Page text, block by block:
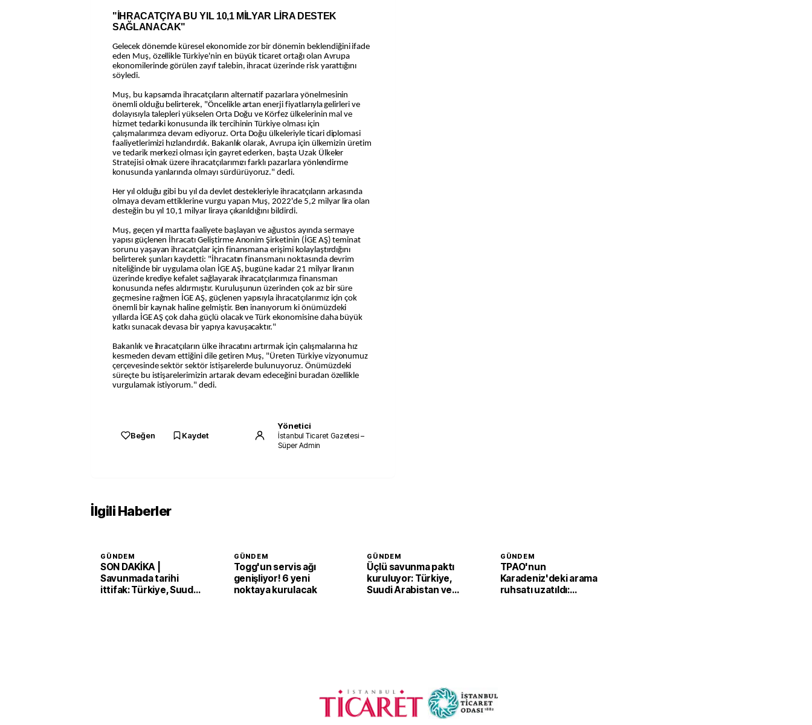
"İHRACATÇIYA BU YIL 10,1 MİLYAR LİRA DESTEK
SAĞLANACAK"
Gelecek dönemde küresel ekonomide zor bir dönemin beklendiğini ifade
eden Muş, özellikle Türkiye'nin en büyük ticaret ortağı olan Avrupa
ekonomilerinde görülen zayıf talebin, ihracat üzerinde risk yarattığını
söyledi.
Muş, bu kapsamda ihracatçıların alternatif pazarlara yönelmesinin
önemli olduğu belirterek, "Öncelikle artan enerji fiyatlarıyla gelirleri ve
dolayısıyla talepleri yükselen Orta Doğu ve Körfez ülkelerinin mal ve
hizmet tedariki konusunda ilk tercihinin Türkiye olması için
çalışmalarımıza devam ediyoruz. Orta Doğu ülkeleriyle ticari diplomasi
faaliyetlerimizi hızlandırdık. Bakanlık olarak, Avrupa için ülkemizin üretim
ve tedarik merkezi olması için gayret ederken, başta Uzak Ülkeler
Stratejisi olmak üzere ihracatçılarımızı farklı pazarlara yönlendirme
konusunda yanlarında olmayı sürdürüyoruz." dedi.
Her yıl olduğu gibi bu yıl da devlet destekleriyle ihracatçıların arkasında
olmaya devam ettiklerine vurgu yapan Muş, 2022'de 5,2 milyar lira olan
desteğin bu yıl 10,1 milyar liraya çıkarıldığını bildirdi.
Muş, geçen yıl martta faaliyete başlayan ve ağustos ayında sermaye
yapısı güçlenen İhracatı Geliştirme Anonim Şirketinin (İGE AŞ) teminat
sorunu yaşayan ihracatçılar için finansmana erişimi kolaylaştırdığını
belirterek şunları kaydetti: "İhracatın finansmanı noktasında devrim
niteliğinde bir uygulama olan İGE AŞ, bugüne kadar 21 milyar liranın
üzerinde krediye kefalet sağlayarak ihracatçılarımıza finansman
konusunda nefes aldırmıştır. Kuruluşunun üzerinden çok az bir süre
geçmesine rağmen İGE AŞ, güçlenen yapısıyla ihracatçılarımız için çok
önemli bir kaynak haline gelmiştir. Ben inanıyorum ki önümüzdeki
yıllarda İGE AŞ çok daha güçlü olacak ve Türk ekonomisine daha büyük
katkı sunacak devasa bir yapıya kavuşacaktır."
Bakanlık ve ihracatçıların ülke ihracatını artırmak için çalışmalarına hız
kesmeden devam ettiğini dile getiren Muş, "Üreten Türkiye vizyonumuz
çerçevesinde sektör sektör istişarelerde bulunuyoruz. Önümüzdeki
süreçte bu istişarelerimizin artarak devam edeceğini buradan özellikle
vurgulamak istiyorum." dedi.
Beğen Kaydet
Yönetici
İstanbul Ticaret Gazetesi –
Süper Admin
İlgili Haberler
GÜNDEM
SON DAKİKA |
Savunmada tarihi
ittifak: Türkiye, Suudi
GÜNDEM
Togg'un servis ağı
genişliyor! 6 yeni
noktaya kurulacak
GÜNDEM
Üçlü savunma paktı
kuruluyor: Türkiye,
Suudi Arabistan ve
GÜNDEM
TPAO'nun
Karadeniz'deki arama
ruhsatı uzatıldı: